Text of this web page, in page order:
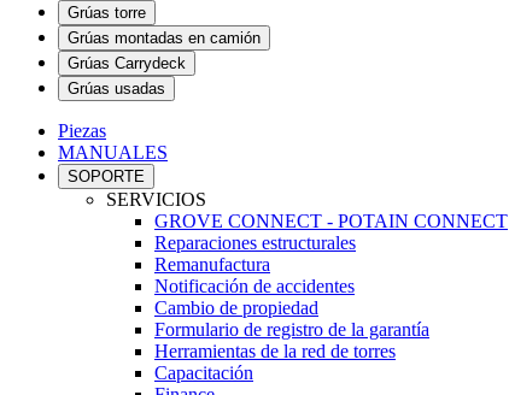
Grúas torre
Grúas montadas en camión
Grúas Carrydeck
Grúas usadas
Piezas
MANUALES
SOPORTE
SERVICIOS
GROVE CONNECT - POTAIN CONNECT
Reparaciones estructurales
Remanufactura
Notificación de accidentes
Cambio de propiedad
Formulario de registro de la garantía
Herramientas de la red de torres
Capacitación